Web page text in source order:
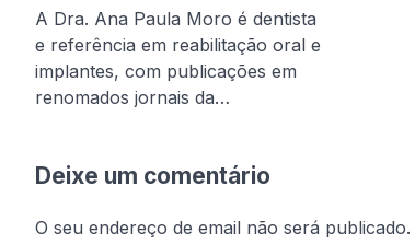
A Dra. Ana Paula Moro é dentista
e referência em reabilitação oral e
implantes, com publicações em
renomados jornais da…
Deixe um comentário
O seu endereço de email não será publicado.